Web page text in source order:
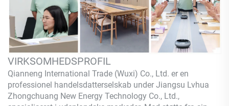
VIRKSOMHEDSPROFIL
Qianneng International Trade (Wuxi) Co., Ltd. er en
professionel handelsdatterselskab under Jiangsu Lvhua
Zhongchuang New Energy Technology Co., Ltd.,